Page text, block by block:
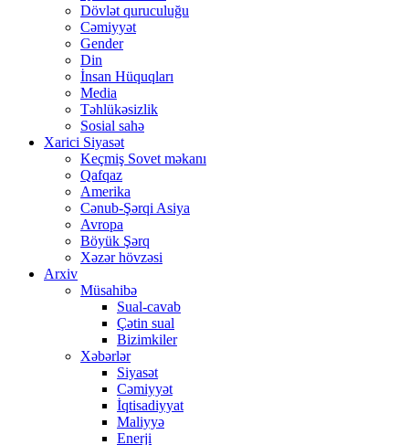
Dövlət quruculuğu
Cəmiyyət
Gender
Din
İnsan Hüquqları
Media
Təhlükəsizlik
Sosial sahə
Xarici Siyasət
Keçmiş Sovet məkanı
Qafqaz
Amerika
Cənub-Şərqi Asiya
Avropa
Böyük Şərq
Xəzər hövzəsi
Arxiv
Müsahibə
Sual-cavab
Çətin sual
Bizimkiler
Xəbərlər
Siyasət
Cəmiyyət
İqtisadiyyat
Maliyyə
Enerji